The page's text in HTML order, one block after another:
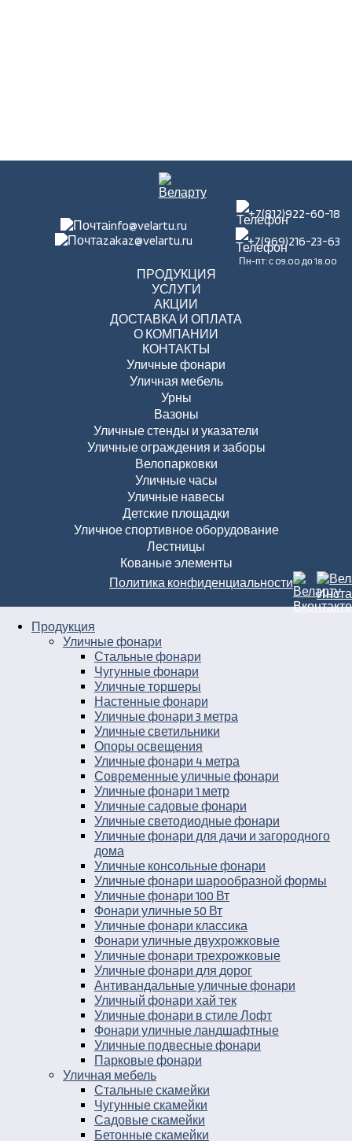
info@velartu.ru
zakaz@velartu.ru
+7(812)922-60-18
+7(969)216-23-63
Пн-пт: с 09.00 до 18.00
ПРОДУКЦИЯ
УСЛУГИ
АКЦИИ
ДОСТАВКА И ОПЛАТА
О КОМПАНИИ
КОНТАКТЫ
Уличные фонари
Уличная мебель
Урны
Вазоны
Уличные стенды и указатели
Уличные ограждения и заборы
Велопарковки
Уличные часы
Уличные навесы
Детские площадки
Уличное спортивное оборудование
Лестницы
Кованые элементы
Политика конфиденциальности
Продукция
Уличные фонари
Стальные фонари
Чугунные фонари
Уличные торшеры
Настенные фонари
Уличные фонари 3 метра
Уличные светильники
Опоры освещения
Уличные фонари 4 метра
Современные уличные фонари
Уличные фонари 1 метр
Уличные садовые фонари
Уличные светодиодные фонари
Уличные фонари для дачи и загородного
дома
Уличные консольные фонари
Уличные фонари шарообразной формы
Уличные фонари 100 Вт
Фонари уличные 50 Вт
Уличные фонари классика
Фонари уличные двухрожковые
Уличные фонари трехрожковые
Уличные фонари для дорог
Антивандальные уличные фонари
Уличный фонари хай тек
Уличные фонари в стиле Лофт
Фонари уличные ландшафтные
Уличные подвесные фонари
Парковые фонари
Уличная мебель
Стальные скамейки
Чугунные скамейки
Садовые скамейки
Бетонные скамейки